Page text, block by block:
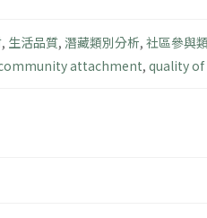
, 生活品質, 潛藏類別分析, 社區參與
attachment, quality of